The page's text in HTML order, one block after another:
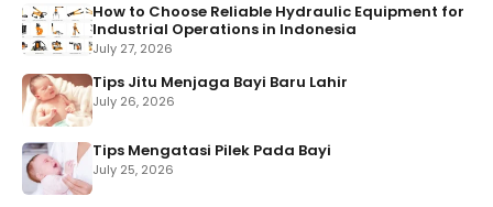
How to Choose Reliable Hydraulic Equipment for
Industrial Operations in Indonesia
July 27, 2026
Tips Jitu Menjaga Bayi Baru Lahir
July 26, 2026
Tips Mengatasi Pilek Pada Bayi
July 25, 2026